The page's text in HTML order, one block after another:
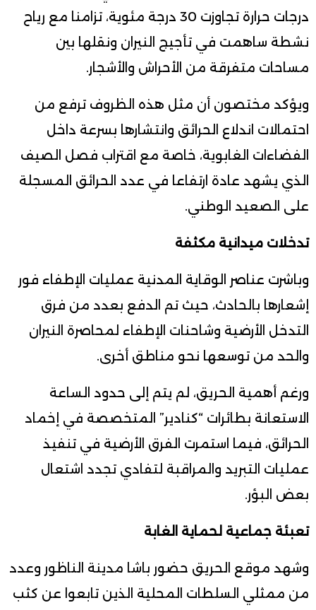
درجات حرارة تجاوزت 30 درجة مئوية، تزامنا مع رياح
نشطة ساهمت في تأجيج النيران ونقلها بين
مساحات متفرقة من الأحراش والأشجار.
ويؤكد مختصون أن مثل هذه الظروف ترفع من
احتمالات اندلاع الحرائق وانتشارها بسرعة داخل
الفضاءات الغابوية، خاصة مع اقتراب فصل الصيف
الذي يشهد عادة ارتفاعا في عدد الحرائق المسجلة
على الصعيد الوطني.
تدخلات ميدانية مكثفة
وباشرت عناصر الوقاية المدنية عمليات الإطفاء فور
إشعارها بالحادث، حيث تم الدفع بعدد من فرق
التدخل الأرضية وشاحنات الإطفاء لمحاصرة النيران
والحد من توسعها نحو مناطق أخرى.
ورغم أهمية الحريق، لم يتم إلى حدود الساعة
الاستعانة بطائرات “كنادير” المتخصصة في إخماد
الحرائق، فيما استمرت الفرق الأرضية في تنفيذ
عمليات التبريد والمراقبة لتفادي تجدد اشتعال
بعض البؤر.
تعبئة جماعية لحماية الغابة
وشهد موقع الحريق حضور باشا مدينة الناظور وعدد
من ممثلي السلطات المحلية الذين تابعوا عن كثب